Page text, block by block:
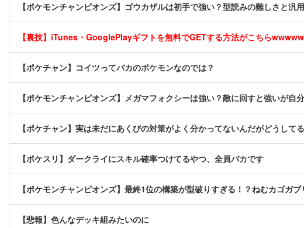
【ポケモンチャンピオンズ】ゴウカザルは初手で強い？型読みの難しさと汎
【裏技】iTunes・GooglePlayギフトを無料でGETする方法がこちら
【ポケチャン】コイツってバカのポケモンなのでは？
【ポケモンチャンピオンズ】メガマフォクシーは強い？敵に回すと強いが自
【ポケチャン】実は未だにあくびの対策がよく分かってないんだがどうして
【ポケスリ】ダークライにスキル確率つけてるやつ、全員バカです
【ポケモンチャンピオンズ】最終1位の構築が型破りすぎる！？ねむカゴガ
【悲報】色んなデッキ組みたいのに